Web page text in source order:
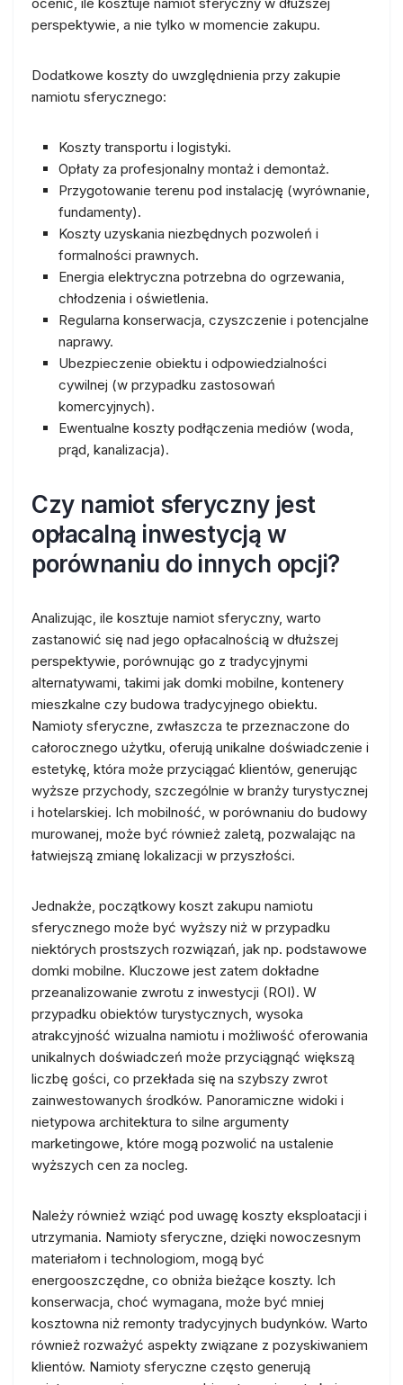
perspektywie, a nie tylko w momencie zakupu.
Dodatkowe koszty do uwzględnienia przy zakupie
namiotu sferycznego:
Koszty transportu i logistyki.
Opłaty za profesjonalny montaż i demontaż.
Przygotowanie terenu pod instalację (wyrównanie,
fundamenty).
Koszty uzyskania niezbędnych pozwoleń i
formalności prawnych.
Energia elektryczna potrzebna do ogrzewania,
chłodzenia i oświetlenia.
Regularna konserwacja, czyszczenie i potencjalne
naprawy.
Ubezpieczenie obiektu i odpowiedzialności
cywilnej (w przypadku zastosowań
komercyjnych).
Ewentualne koszty podłączenia mediów (woda,
prąd, kanalizacja).
Czy namiot sferyczny jest
opłacalną inwestycją w
porównaniu do innych opcji?
Analizując, ile kosztuje namiot sferyczny, warto
zastanowić się nad jego opłacalnością w dłuższej
perspektywie, porównując go z tradycyjnymi
alternatywami, takimi jak domki mobilne, kontenery
mieszkalne czy budowa tradycyjnego obiektu.
Namioty sferyczne, zwłaszcza te przeznaczone do
całorocznego użytku, oferują unikalne doświadczenie i
estetykę, która może przyciągać klientów, generując
wyższe przychody, szczególnie w branży turystycznej
i hotelarskiej. Ich mobilność, w porównaniu do budowy
murowanej, może być również zaletą, pozwalając na
łatwiejszą zmianę lokalizacji w przyszłości.
Jednakże, początkowy koszt zakupu namiotu
sferycznego może być wyższy niż w przypadku
niektórych prostszych rozwiązań, jak np. podstawowe
domki mobilne. Kluczowe jest zatem dokładne
przeanalizowanie zwrotu z inwestycji (ROI). W
przypadku obiektów turystycznych, wysoka
atrakcyjność wizualna namiotu i możliwość oferowania
unikalnych doświadczeń może przyciągnąć większą
liczbę gości, co przekłada się na szybszy zwrot
zainwestowanych środków. Panoramiczne widoki i
nietypowa architektura to silne argumenty
marketingowe, które mogą pozwolić na ustalenie
wyższych cen za nocleg.
Należy również wziąć pod uwagę koszty eksploatacji i
utrzymania. Namioty sferyczne, dzięki nowoczesnym
materiałom i technologiom, mogą być
energooszczędne, co obniża bieżące koszty. Ich
konserwacja, choć wymagana, może być mniej
kosztowna niż remonty tradycyjnych budynków. Warto
również rozważyć aspekty związane z pozyskiwaniem
klientów. Namioty sferyczne często generują